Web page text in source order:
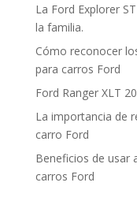
La Ford Explorer
la familia.
Cómo reconocer
para carros Ford
Ford Ranger XLT
La importancia de
carro Ford
Beneficios de usar
carros Ford